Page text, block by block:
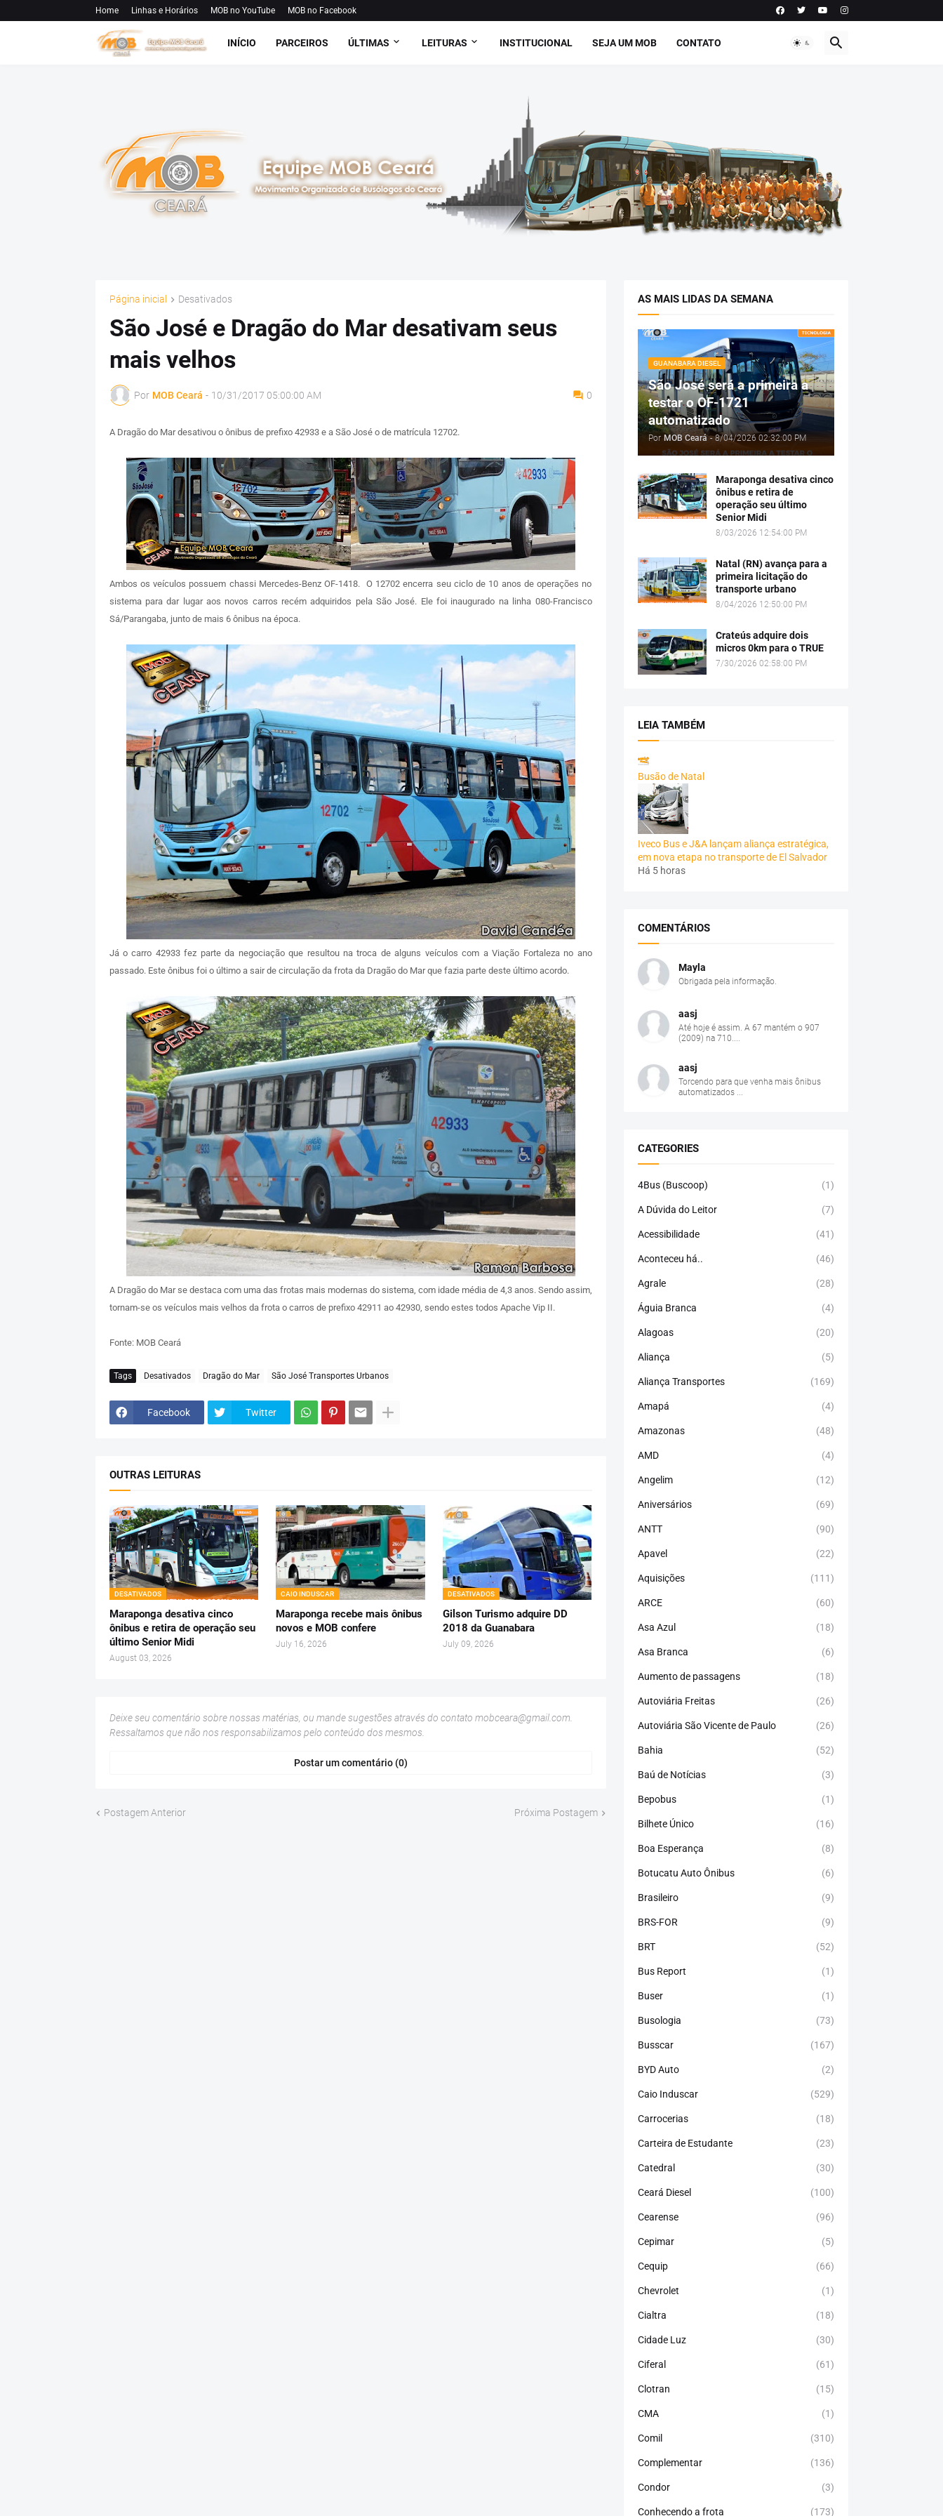
Home Linhas e Horários MOB no YouTube MOB no Facebook
INÍCIO PARCEIROS ÚLTIMAS LEITURAS INSTITUCIONAL SEJA UM MOB CONTATO
Página inicial Desativados
São José e Dragão do Mar desativam seus
mais velhos
Por MOB Ceará - 10/31/2017 05:00:00 AM 0
A Dragão do Mar desativou o ônibus de prefixo 42933 e a São José o de matrícula 12702.
Ambos os veículos possuem chassi Mercedes-Benz OF-1418. O 12702 encerra seu ciclo de 10 anos de operações no
sistema para dar lugar aos novos carros recém adquiridos pela São José. Ele foi inaugurado na linha 080-Francisco
Sá/Parangaba, junto de mais 6 ônibus na época.
Já o carro 42933 fez parte da negociação que resultou na troca de alguns veículos com a Viação Fortaleza no ano
passado. Este ônibus foi o último a sair de circulação da frota da Dragão do Mar que fazia parte deste último acordo.
A Dragão do Mar se destaca com uma das frotas mais modernas do sistema, com idade média de 4,3 anos. Sendo assim,
tornam-se os veículos mais velhos da frota o carros de prefixo 42911 ao 42930, sendo estes todos Apache Vip II.
Fonte: MOB Ceará
Tags Desativados Dragão do Mar São José Transportes Urbanos
Facebook Twitter
OUTRAS LEITURAS
DESATIVADOS
Maraponga desativa cinco
ônibus e retira de operação seu
último Senior Midi
August 03, 2026
CAIO INDUSCAR
Maraponga recebe mais ônibus
novos e MOB confere
July 16, 2026
DESATIVADOS
Gilson Turismo adquire DD
2018 da Guanabara
July 09, 2026
Deixe seu comentário sobre nossas matérias, ou mande sugestões através do contato mobceara@gmail.com.
Ressaltamos que não nos responsabilizamos pelo conteúdo dos mesmos.
Postar um comentário (0)
Postagem Anterior Próxima Postagem
AS MAIS LIDAS DA SEMANA
GUANABARA DIESEL
São José será a primeira a
testar o OF-1721
automatizado
Por MOB Ceará - 8/04/2026 02:32:00 PM
Maraponga desativa cinco
ônibus e retira de
operação seu último
Senior Midi
8/03/2026 12:54:00 PM
Natal (RN) avança para a
primeira licitação do
transporte urbano
8/04/2026 12:50:00 PM
Crateús adquire dois
micros 0km para o TRUE
7/30/2026 02:58:00 PM
LEIA TAMBÉM
Busão de Natal
Iveco Bus e J&A lançam aliança estratégica,
em nova etapa no transporte de El Salvador
Há 5 horas
COMENTÁRIOS
Mayla
Obrigada pela informação.
aasj
Até hoje é assim. A 67 mantém o 907
(2009) na 710....
aasj
Torcendo para que venha mais ônibus
automatizados ...
CATEGORIES
4Bus (Buscoop) (1)
A Dúvida do Leitor (7)
Acessibilidade (41)
Aconteceu há.. (46)
Agrale (28)
Águia Branca (4)
Alagoas (20)
Aliança (5)
Aliança Transportes (169)
Amapá (4)
Amazonas (48)
AMD (4)
Angelim (12)
Aniversários (69)
ANTT (90)
Apavel (22)
Aquisições (111)
ARCE (60)
Asa Azul (18)
Asa Branca (6)
Aumento de passagens (18)
Autoviária Freitas (26)
Autoviária São Vicente de Paulo (26)
Bahia (52)
Baú de Notícias (3)
Bepobus (1)
Bilhete Único (16)
Boa Esperança (8)
Botucatu Auto Ônibus (6)
Brasileiro (9)
BRS-FOR (9)
BRT (52)
Bus Report (1)
Buser (1)
Busologia (73)
Busscar (167)
BYD Auto (2)
Caio Induscar (529)
Carrocerias (18)
Carteira de Estudante (23)
Catedral (30)
Ceará Diesel (100)
Cearense (96)
Cepimar (5)
Cequip (66)
Chevrolet (1)
Cialtra (18)
Cidade Luz (30)
Ciferal (61)
Clotran (15)
CMA (1)
Comil (310)
Complementar (136)
Condor (3)
Conhecendo a frota (173)